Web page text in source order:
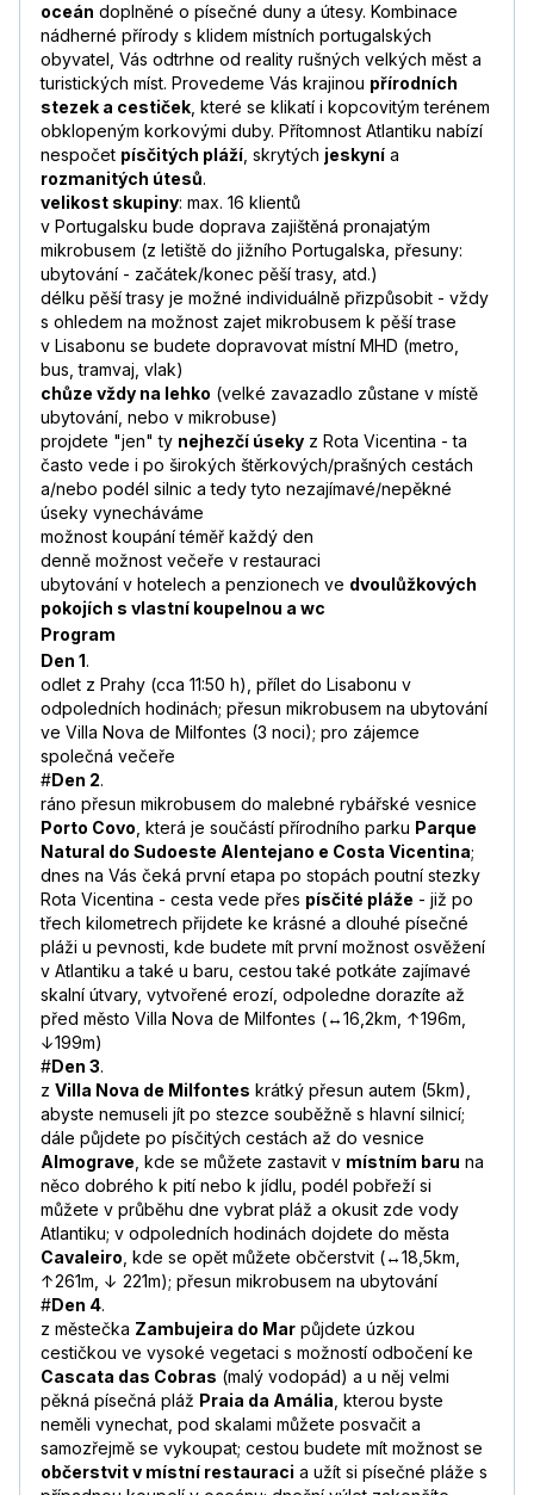
oceán doplněné o písečné duny a útesy. Kombinace
nádherné přírody s klidem místních portugalských
obyvatel, Vás odtrhne od reality rušných velkých měst a
turistických míst. Provedeme Vás krajinou přírodních
stezek a cestiček , které se klikatí i kopcovitým terénem
obklopeným korkovými duby. Přítomnost Atlantiku nabízí
nespočet písčitých pláží , skrytých jeskyní a
rozmanitých útesů.
velikost skupiny: max. 16 klientů
v Portugalsku bude doprava zajištěná pronajatým
mikrobusem (z letiště do jižního Portugalska, přesuny:
ubytování - začátek/konec pěší trasy, atd.)
délku pěší trasy je možné individuálně přizpůsobit - vždy
s ohledem na možnost zajet mikrobusem k pěší trase
v Lisabonu se budete dopravovat místní MHD (metro,
bus, tramvaj, vlak)
chůze vždy na lehko (velké zavazadlo zůstane v místě
ubytování, nebo v mikrobuse)
projdete "jen" ty nejhezčí úseky z Rota Vicentina - ta
často vede i po širokých štěrkových/prašných cestách
a/nebo podél silnic a tedy tyto nezajímavé/nepěkné
úseky vynecháváme
možnost koupání téměř každý den
denně možnost večeře v restauraci
ubytování v hotelech a penzionech ve dvoulůžkových
pokojích s vlastní koupelnou a wc
Program
Den 1.
odlet z Prahy (cca 11:50 h), přílet do Lisabonu v
odpoledních hodinách; přesun mikrobusem na ubytování
ve Villa Nova de Milfontes (3 noci); pro zájemce
společná večeře
#Den 2.
ráno přesun mikrobusem do malebné rybářské vesnice
Porto Covo , která je součástí přírodního parku Parque
Natural do Sudoeste Alentejano e Costa Vicentina;
dnes na Vás čeká první etapa po stopách poutní stezky
Rota Vicentina - cesta vede přes písčité pláže - již po
třech kilometrech přijdete ke krásné a dlouhé písečné
pláži u pevnosti, kde budete mít první možnost osvěžení
v Atlantiku a také u baru, cestou také potkáte zajímavé
skalní útvary, vytvořené erozí, odpoledne dorazíte až
před město Villa Nova de Milfontes (↔16,2km, ↑196m,
↓199m)
#Den 3.
z Villa Nova de Milfontes krátký přesun autem (5km),
abyste nemuseli jít po stezce souběžně s hlavní silnicí;
dále půjdete po písčitých cestách až do vesnice
Almograve , kde se můžete zastavit v místním baru na
něco dobrého k pití nebo k jídlu, podél pobřeží si
můžete v průběhu dne vybrat pláž a okusit zde vody
Atlantiku; v odpoledních hodinách dojdete do města
Cavaleiro , kde se opět můžete občerstvit (↔18,5km,
↑261m, ↓ 221m); přesun mikrobusem na ubytování
#Den 4.
z městečka Zambujeira do Mar půjdete úzkou
cestičkou ve vysoké vegetaci s možností odbočení ke
Cascata das Cobras (malý vodopád) a u něj velmi
pěkná písečná pláž Praia da Amália , kterou byste
neměli vynechat, pod skalami můžete posvačit a
samozřejmě se vykoupat; cestou budete mít možnost se
občerstvit v místní restauraci a užít si písečné pláže s